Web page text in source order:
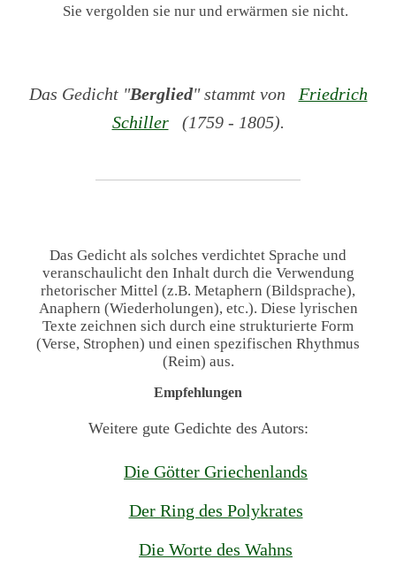
Sie vergolden sie nur und erwärmen sie nicht.
Das Gedicht "Berglied" stammt von
Friedrich
Schiller(1759 - 1805).
Das Gedicht als solches verdichtet Sprache und
veranschaulicht den Inhalt durch die Verwendung
rhetorischer Mittel (z.B. Metaphern (Bildsprache),
Anaphern (Wiederholungen), etc.). Diese lyrischen
Texte zeichnen sich durch eine strukturierte Form
(Verse, Strophen) und einen spezifischen Rhythmus
(Reim) aus.
Empfehlungen
Weitere gute Gedichte des Autors:
Die Götter Griechenlands
Der Ring des Polykrates
Die Worte des Wahns